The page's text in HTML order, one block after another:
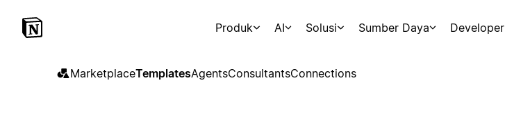
Produk AI Solusi Sumber Daya Developer
MarketplaceTemplatesAgentsConsultantsConnections